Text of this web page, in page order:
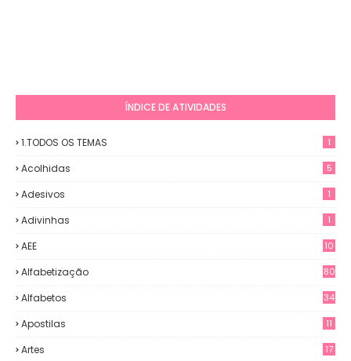
ÍNDICE DE ATIVIDADES
1.TODOS OS TEMAS 1
Acolhidas 5
Adesivos 1
Adivinhas 1
AEE 10
Alfabetização 80
Alfabetos 34
Apostilas 11
Artes 17